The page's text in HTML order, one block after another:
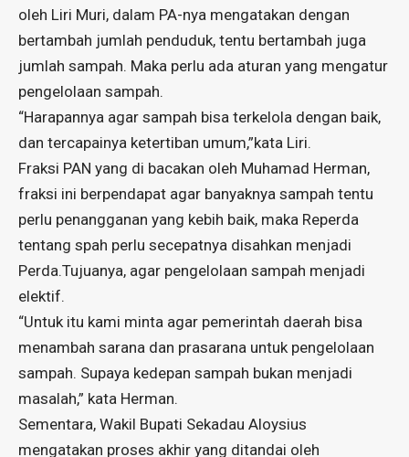
oleh Liri Muri, dalam PA-nya mengatakan dengan
bertambah jumlah penduduk, tentu bertambah juga
jumlah sampah. Maka perlu ada aturan yang mengatur
pengelolaan sampah.
“Harapannya agar sampah bisa terkelola dengan baik,
dan tercapainya ketertiban umum,”kata Liri.
Fraksi PAN yang di bacakan oleh Muhamad Herman,
fraksi ini berpendapat agar banyaknya sampah tentu
perlu penangganan yang kebih baik, maka Reperda
tentang spah perlu secepatnya disahkan menjadi
Perda.Tujuanya, agar pengelolaan sampah menjadi
elektif.
“Untuk itu kami minta agar pemerintah daerah bisa
menambah sarana dan prasarana untuk pengelolaan
sampah. Supaya kedepan sampah bukan menjadi
masalah,” kata Herman.
Sementara, Wakil Bupati Sekadau Aloysius
mengatakan proses akhir yang ditandai oleh